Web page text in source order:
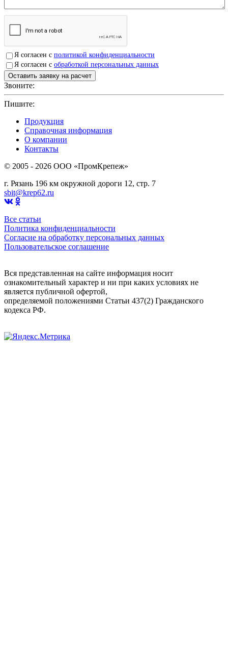
Я согласен с политикой конфиденциальности
Я согласен с обработкой персональных данных
Звоните:
Пишите:
Продукция
Справочная информация
О компании
Контакты
© 2005 - 2026 OOO «ПромКрепеж»
г. Рязань 196 км окружной дороги 12, стр. 7
sbit@krep62.ru
Все статьи
Политика конфиденциальности
Согласие на обработку персональных данных
Пользовательское соглашение
Вся представленная на сайте информация носит
ознакомительный характер и ни при каких условиях не
является публичной офертой,
определяемой положениями Статьи 437(2) Гражданского
кодекса РФ.